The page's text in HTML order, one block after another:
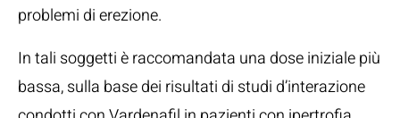
problemi di erezione.
In tali soggetti è raccomandata una dose iniziale più
bassa, sulla base dei risultati di studi d’interazione